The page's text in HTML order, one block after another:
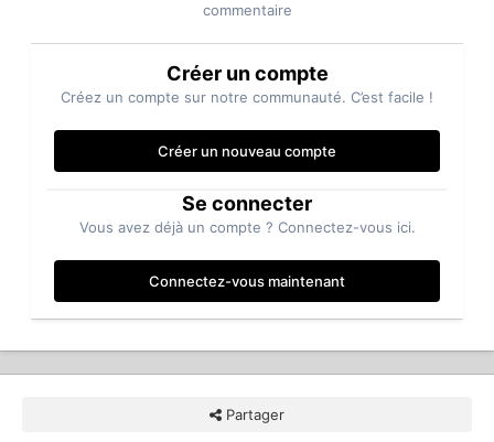
commentaire
Créer un compte
Créez un compte sur notre communauté. C’est facile !
Créer un nouveau compte
Se connecter
Vous avez déjà un compte ? Connectez-vous ici.
Connectez-vous maintenant
Partager